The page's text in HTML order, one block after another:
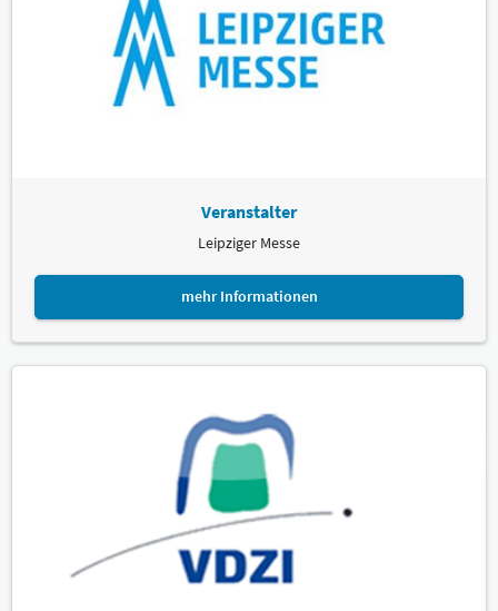
Veranstalter
Leipziger Messe
mehr Informationen